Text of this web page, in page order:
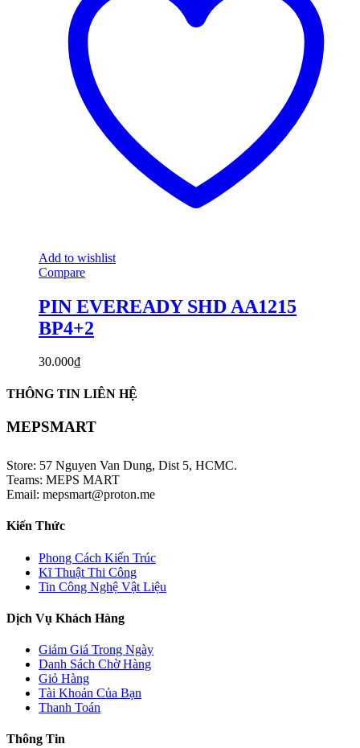
Add to wishlist
Compare
PIN EVEREADY SHD AA1215
BP4+2
30.000₫
THÔNG TIN LIÊN HỆ
MEPSMART
Store: 57 Nguyen Van Dung, Dist 5, HCMC.
Teams: MEPS MART
Email: mepsmart@proton.me
Kiến Thức
Phong Cách Kiến Trúc
Kĩ Thuật Thi Công
Tin Công Nghệ Vật Liệu
Dịch Vụ Khách Hàng
Giảm Giá Trong Ngày
Danh Sách Chờ Hàng
Giỏ Hàng
Tài Khoản Của Bạn
Thanh Toán
Thông Tin